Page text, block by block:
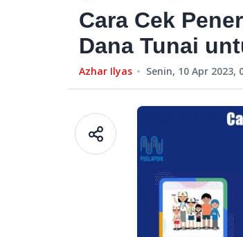
Cara Cek
Dana Tunai
Azhar Ilyas Senin, 10 Apr 2023,